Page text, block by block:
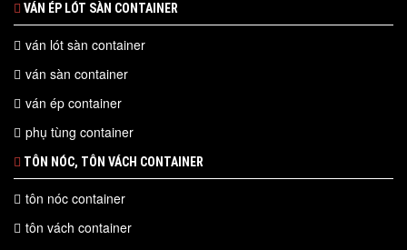
VÁN ÉP LÓT SÀN CONTAINER
ván lót sàn container
ván sàn container
ván ép container
phụ tùng container
TÔN NÓC, TÔN VÁCH CONTAINER
tôn nóc container
tôn vách container